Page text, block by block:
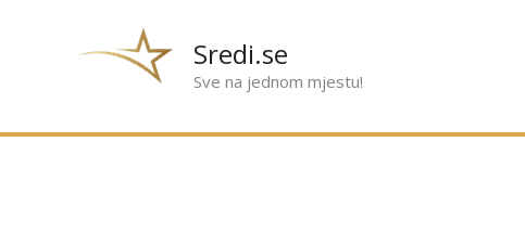
Sredi.se
Sve na jednom mjestu!